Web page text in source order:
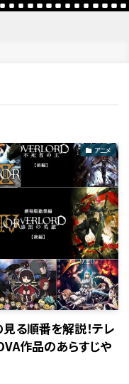
アニメ
見る順番を解説！テレ
作品のあらすじや